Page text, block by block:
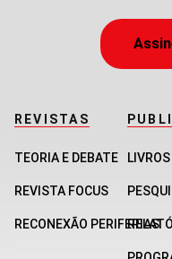
REVISTAS
TEORIA E DEBATE
REVISTA FOCUS
RECONEXÃO PERIFERIAS
LIVROS